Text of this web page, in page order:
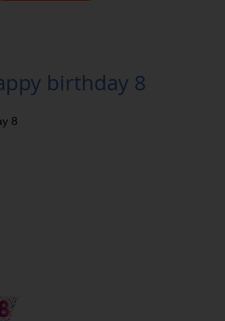
birthday 8
8